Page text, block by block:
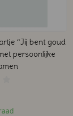
“Jij bent goud
persoonlijke